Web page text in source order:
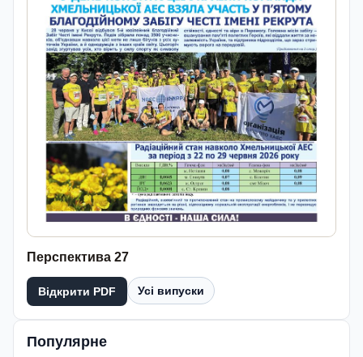
Перспектива 27
Відкрити PDF Усі випуски
Популярне